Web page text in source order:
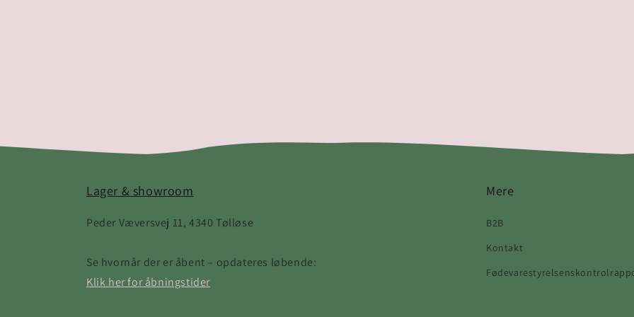
Lager & showroom
Peder Væversvej 11, 4340 Tølløse
Se hvornår der er åbent – opdateres løbende:
Klik her for åbningstider
Mere
B2B
Kontakt